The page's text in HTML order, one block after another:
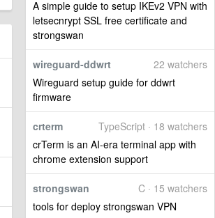
A simple guide to setup IKEv2 VPN with
letsecnrypt SSL free certificate and
strongswan
22 watchers
wireguard-ddwrt
Wireguard setup guide for ddwrt
firmware
TypeScript · 18 watchers
crterm
crTerm is an AI-era terminal app with
chrome extension support
C · 15 watchers
strongswan
tools for deploy strongswan VPN